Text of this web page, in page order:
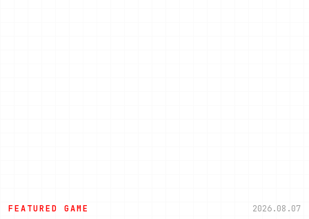
FEATURED GAME 2026.08.07